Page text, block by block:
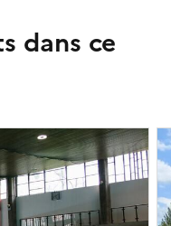
dans ce